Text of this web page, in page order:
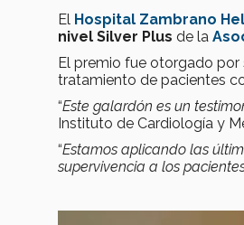
El Hospital Zambrano
nivel Silver Plus de la
El premio fue otorgado por
tratamiento de pacientes
“Este galardón es un
Instituto de Cardiología y
“Estamos aplicando las
supervivencia a los